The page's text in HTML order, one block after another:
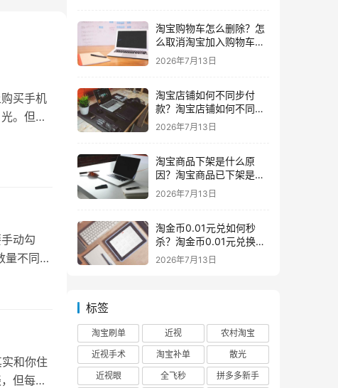
买手机
。但淘
动勾
量不同，
和你住
但每个
淘宝购物车怎么删除？怎
么取消淘宝加入购物车的
东西
2026年7月13日
淘宝店铺如何不同步付
款？淘宝店铺如何不同步
闲鱼
2026年7月13日
淘宝商品下架是什么原
因？淘宝商品已下架是什
么意思一般下架是为什么
2026年7月13日
淘金币0.01元兑如何秒
杀？淘金币0.01元兑换在
哪如何兑换
2026年7月13日
标签
淘宝刷单 近视
农村淘宝
近视手术
淘宝补单
散光
近视眼
全飞秒
拼多多新手